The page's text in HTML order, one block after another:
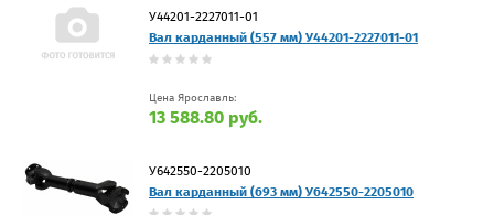
У44201-2227011-01
Вал карданный (557 мм) У44201-2227011-01
Цена Ярославль:
13 588.80 руб.
У642550-2205010
Вал карданный (693 мм) У642550-2205010